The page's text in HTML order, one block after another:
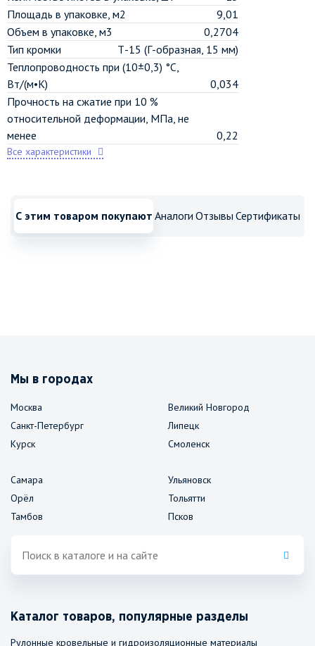
Площадь в упаковке, м2
9,01
Объем в упаковке, м3
0,2704
Тип кромки
Т-15 (Г-образная, 15 мм)
Теплопроводность при (10±0,3) °C,
Вт/(м•К)
0,034
Прочность на сжатие при 10 %
относительной деформации, МПа, не
менее
0,22
Все характеристики
С этим товаром покупают Аналоги Отзывы Сертификаты
Мы в городах
Москва
Санкт-Петербург
Курск
Великий Новгород
Липецк
Смоленск
Самара
Орёл
Тамбов
Ульяновск
Тольятти
Псков
Каталог товаров, популярные разделы
Рулонные кровельные и гидроизоляционные материалы